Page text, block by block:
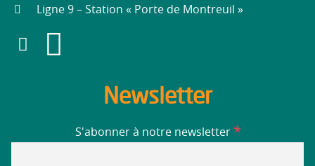
Ligne 9 – Station « Porte de Montreuil »
Newsletter
S'abonner à notre newsletter *